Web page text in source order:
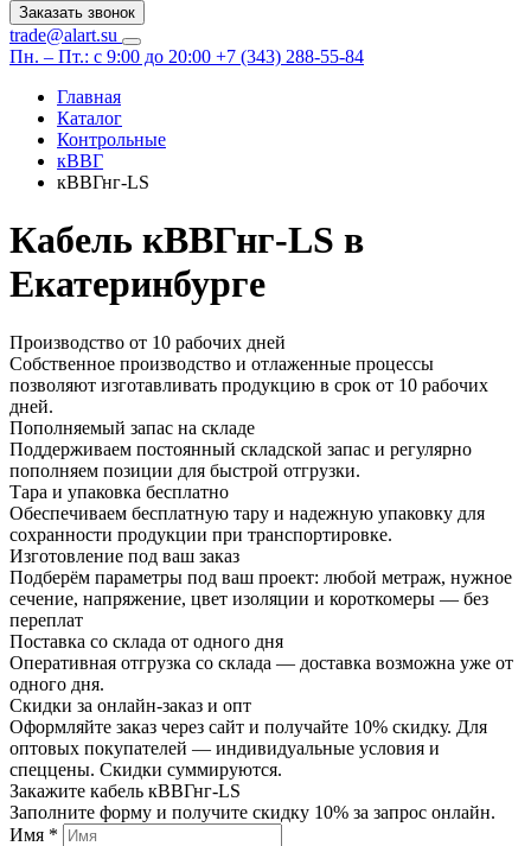
Заказать звонок
trade@alart.su
Пн. – Пт.: с 9:00 до 20:00 +7 (343) 288-55-84
Главная
Каталог
Контрольные
кВВГ
кВВГнг-LS
Кабель кВВГнг-LS в
Екатеринбурге
Производство от 10 рабочих дней
Собственное производство и отлаженные процессы
позволяют изготавливать продукцию в срок от 10 рабочих
дней.
Пополняемый запас на складе
Поддерживаем постоянный складской запас и регулярно
пополняем позиции для быстрой отгрузки.
Тара и упаковка бесплатно
Обеспечиваем бесплатную тару и надежную упаковку для
сохранности продукции при транспортировке.
Изготовление под ваш заказ
Подберём параметры под ваш проект: любой метраж, нужное
сечение, напряжение, цвет изоляции и короткомеры — без
переплат
Поставка со склада от одного дня
Оперативная отгрузка со склада — доставка возможна уже от
одного дня.
Скидки за онлайн-заказ и опт
Оформляйте заказ через сайт и получайте 10% скидку. Для
оптовых покупателей — индивидуальные условия и
спеццены. Скидки суммируются.
Закажите кабель кВВГнг-LS
Заполните форму и получите скидку 10% за запрос онлайн.
Имя *